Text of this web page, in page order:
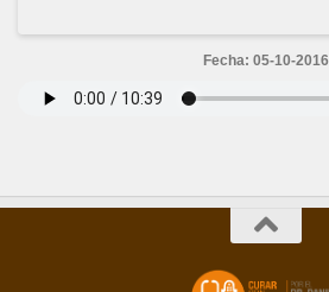
Fecha: 05-10-2016